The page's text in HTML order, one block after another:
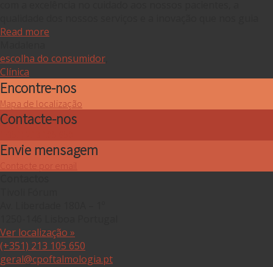
Read more
escolha do consumidor
Clínica
Encontre-nos
Mapa de localização
Contacte-nos
Envie mensagem
Contacte por email
Ver localização »
(+351) 213 105 650
geral@cpoftalmologia.pt